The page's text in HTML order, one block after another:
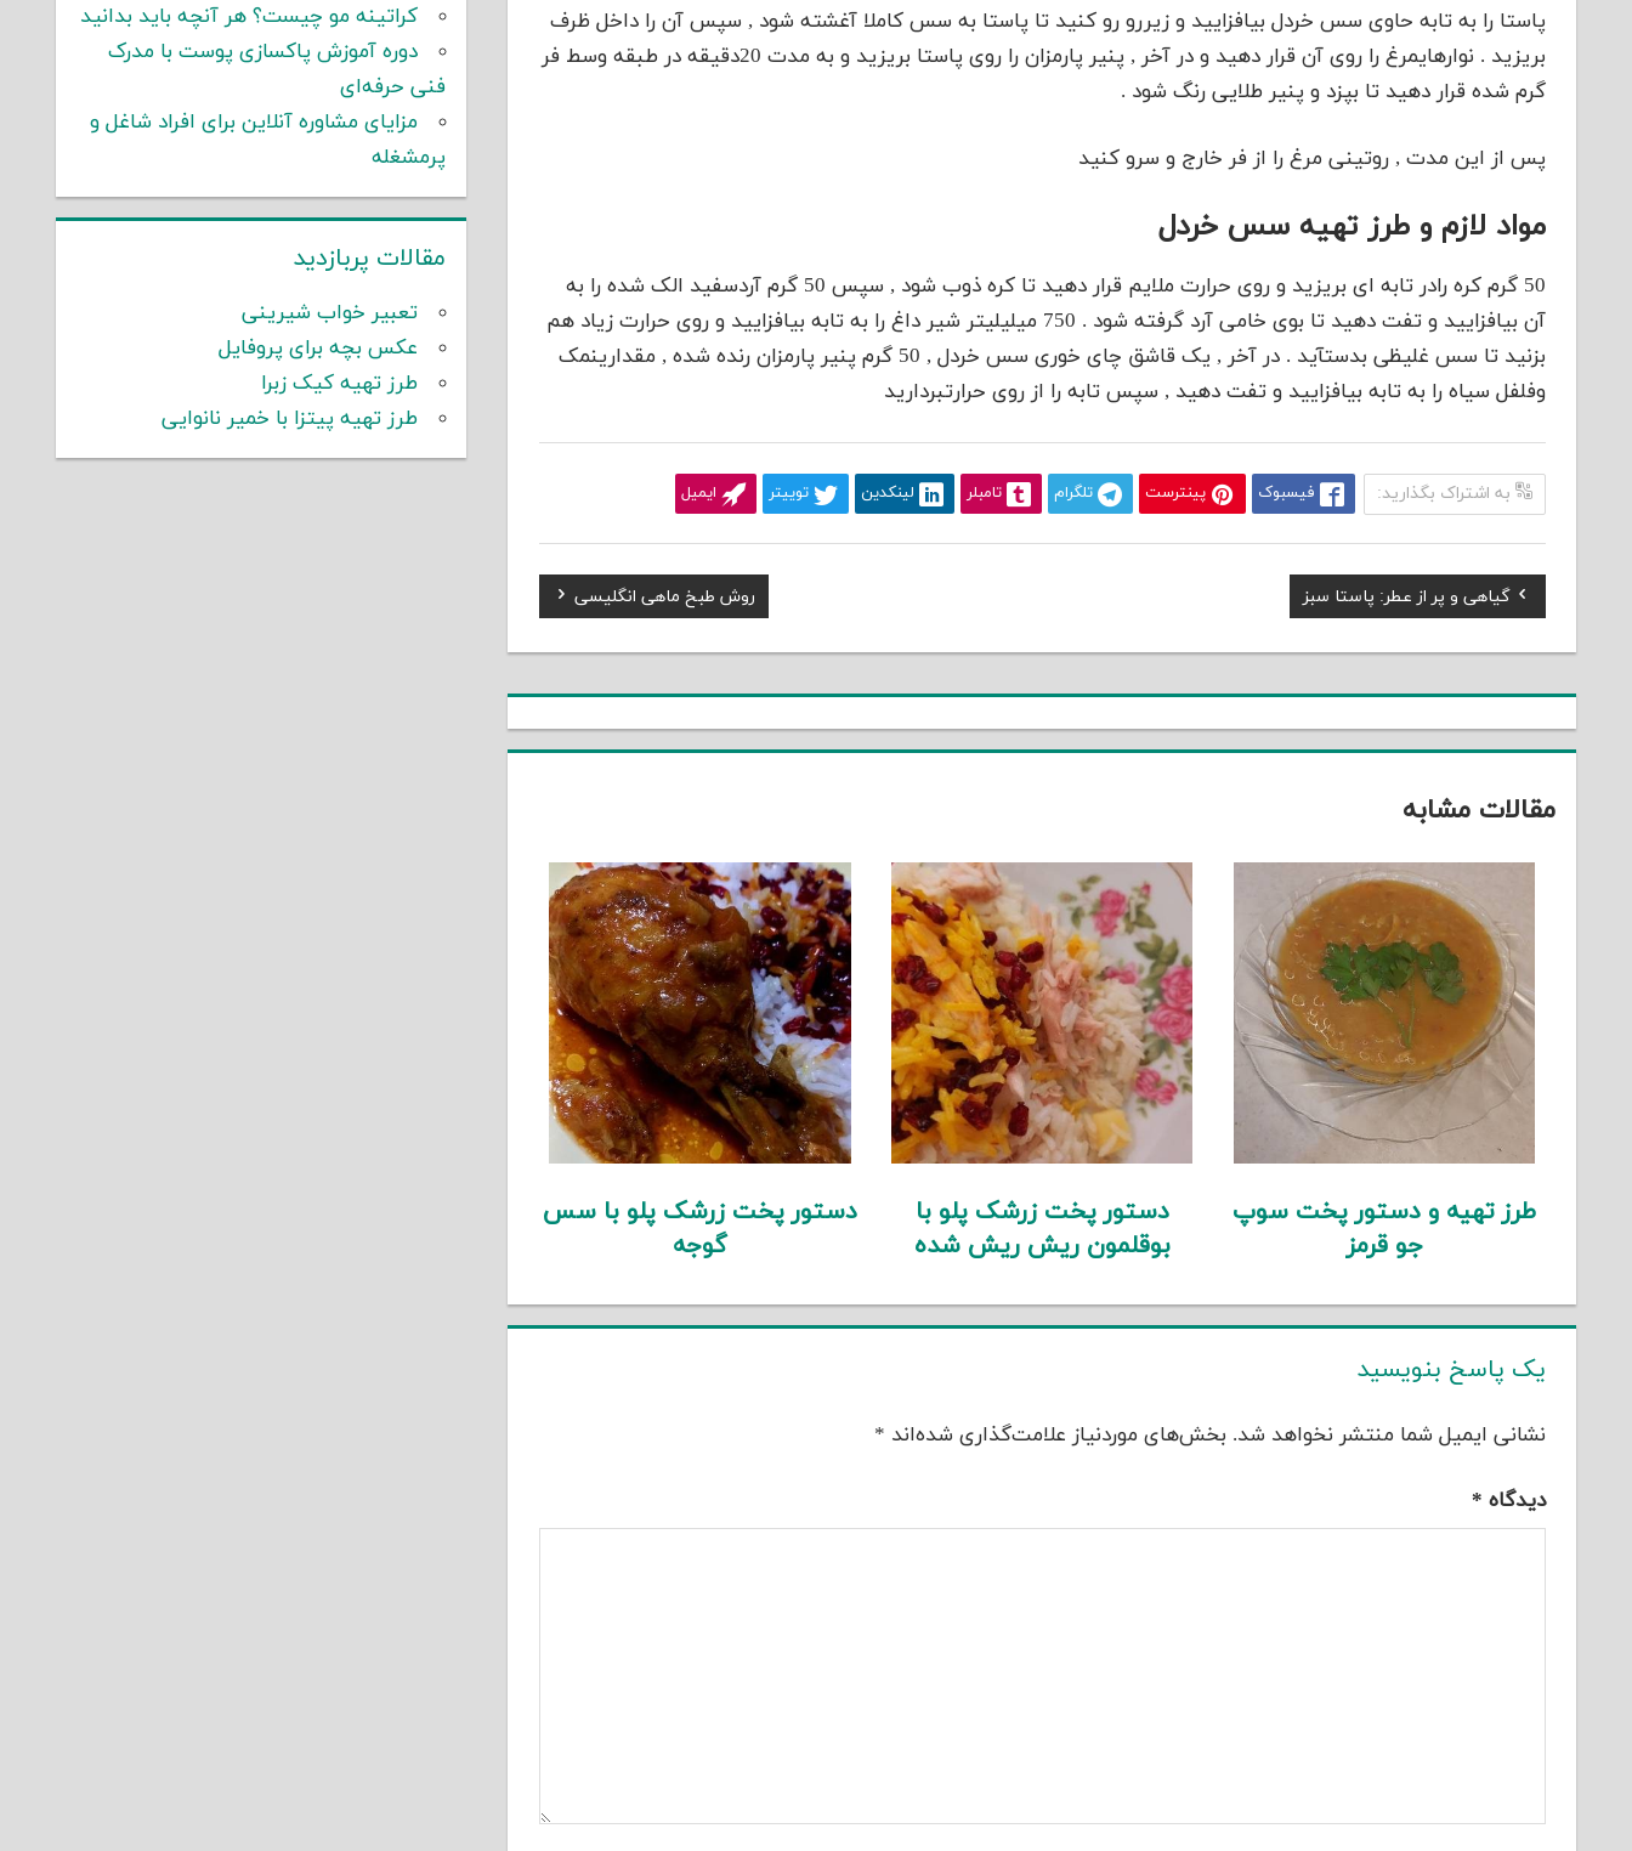
پاستا را به تابه حاوی سس خردل بیافزایید و زیررو رو کنید تا پاستا به سس کاملا آغشته شود , سپس آن را داخل ظرف
بریزید . نوارهایمرغ را روی آن قرار دهید و در آخر , پنیر پارمزان را روی پاستا بریزید و به مدت 20دقیقه در طبقه وسط فر
گرم شده قرار دهید تا بپزد و پنیر طلایی رنگ شود .
پس از این مدت , روتینی مرغ را از فر خارج و سرو کنید
مواد لازم و طرز تهیه سس خردل
50 گرم کره رادر تابه ای بریزید و روی حرارت ملایم قرار دهید تا کره ذوب شود , سپس 50 گرم آردسفید الک شده را به
آن بیافزایید و تفت دهید تا بوی خامی آرد گرفته شود . 750 میلیلیتر شیر داغ را به تابه بیافزایید و روی حرارت زیاد هم
بزنید تا سس غلیظی بدستآید . در آخر , یک قاشق چای خوری سس خردل , 50 گرم پنیر پارمزان رنده شده , مقدارینمک
وفلفل سیاه را به تابه بیافزایید و تفت دهید , سپس تابه را از روی حرارتبردارید
به اشتراک بگذارید: فیسبوک پینترست تلگرام تامبلر لینکدین توییتر ایمیل
راهبری
نوشته
Previous
Post:
گیاهی و پر از عطر: پاستا سبز
Next
Post:
روش طبخ ماهی انگلیسی
مقالات مشابه
طرز تهیه و دستور پخت سوپ
جو قرمز
دستور پخت زرشک پلو با
بوقلمون ریش ریش شده
دستور پخت زرشک پلو با سس
گوجه
یک پاسخ بنویسید
نشانی ایمیل شما منتشر نخواهد شد. بخش‌های موردنیاز علامت‌گذاری شده‌اند *
دیدگاه *
کراتینه مو چیست؟ هر آنچه باید بدانید
دوره آموزش پاکسازی پوست با مدرک
فنی حرفه‌ای
مزایای مشاوره آنلاین برای افراد شاغل و
پرمشغله
مقالات پربازدید
تعبیر خواب شیرینی
عکس بچه برای پروفایل
طرز تهیه کیک زبرا
طرز تهیه پیتزا با خمیر نانوایی